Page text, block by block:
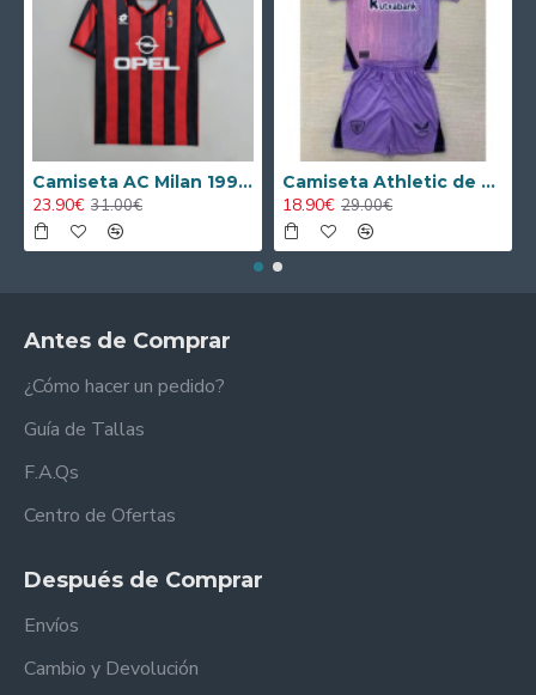
Camiseta AC Milan 1995/1996 Local Retro
23.90€ 31.00€
Camiseta Athletic de Bilbao 2024/2025 Alternativo Niño Kit
18.90€ 29.00€
Antes de Comprar
¿Cómo hacer un pedido?
Guía de Tallas
F.A.Qs
Centro de Ofertas
Después de Comprar
Envíos
Cambio y Devolución